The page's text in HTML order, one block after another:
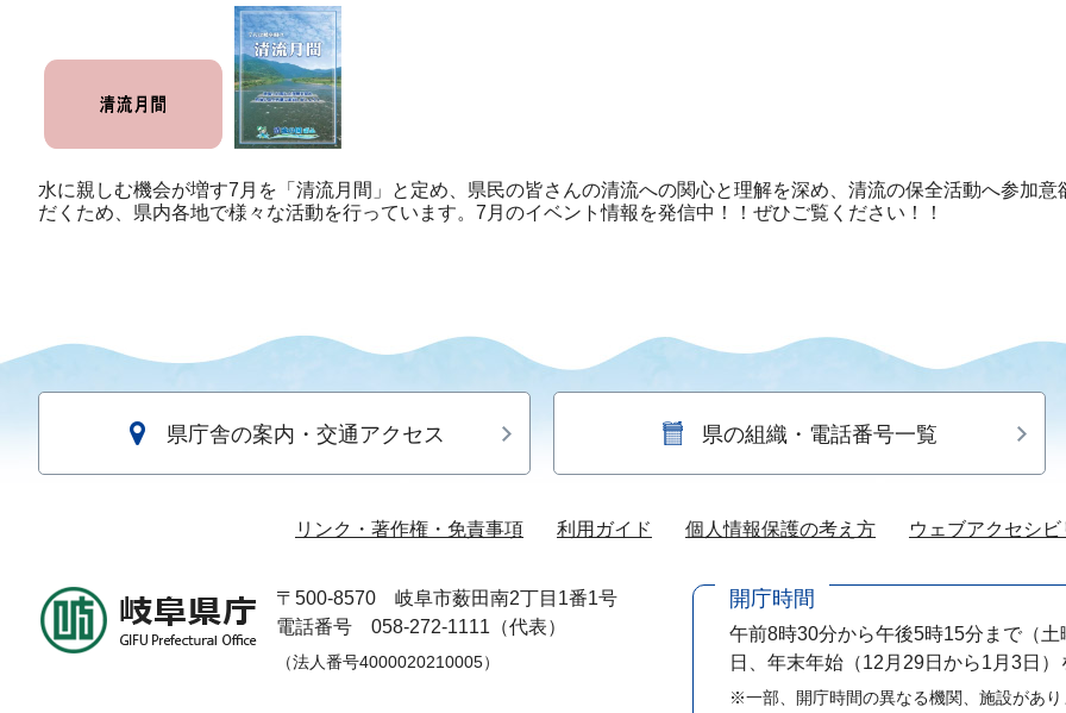
水に親しむ機会が増す7月を「清流月間」と定め、県民の皆さんの清流への関心と理解を深め、清流の保全活動へ参加意
だくため、県内各地で様々な活動を行っています。7月のイベント情報を発信中！！ぜひご覧ください！！
県庁舎の案内・交通アクセス 県の組織・電話番号一覧
リンク・著作権・免責事項 利用ガイド 個人情報保護の考え方 ウェブアクセシ
〒500-8570
岐阜市薮田南2丁目1番1号
電話番号 058-272-1111（代表）
（法人番号4000020210005）
開庁時間
午前8時30分から午後5時15分まで （
日、年末年始（12月29日から1月3日）
※一部、開庁時間の異なる機関、施設があり